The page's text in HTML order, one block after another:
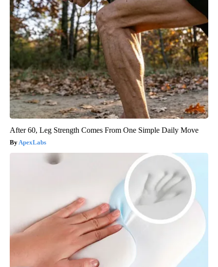
After 60, Leg Strength Comes From One Simple Daily Move
ApexLabs